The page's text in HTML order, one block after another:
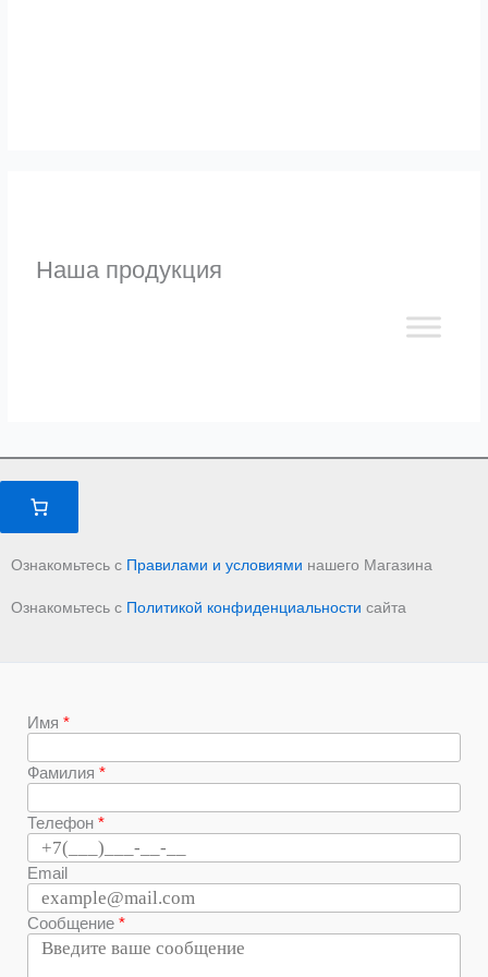
Наша продукция
Ознакомьтесь с Правилами и условиями нашего Магазина
Ознакомьтесь с Политикой конфиденциальности сайта
Имя
Фамилия
Телефон
Email
Сообщение